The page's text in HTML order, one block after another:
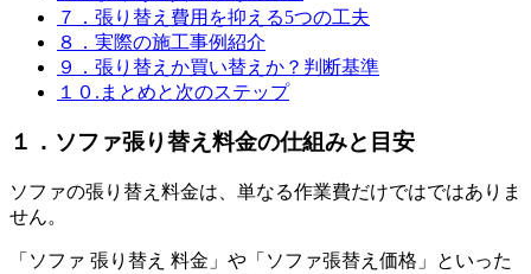
７．張り替え費用を抑える5つの工夫
８．実際の施工事例紹介
９．張り替えか買い替えか？判断基準
１０.まとめと次のステップ
１．ソファ張り替え料金の仕組みと目安
ソファの張り替え料金は、単なる作業費だけではではありま
せん。
「ソファ 張り替え 料金」や「ソファ張替え価格」といった